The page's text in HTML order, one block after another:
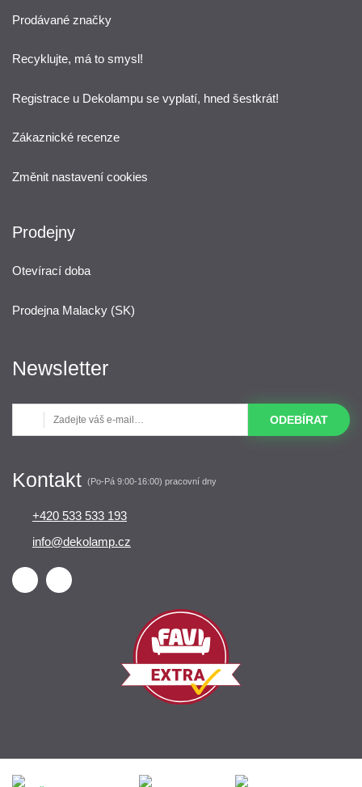
Prodávané značky
Recyklujte, má to smysl!
Registrace u Dekolampu se vyplatí, hned šestkrát!
Zákaznické recenze
Změnit nastavení cookies
Prodejny
Otevírací doba
Prodejna Malacky (SK)
Newsletter
ODEBÍRAT
Kontakt (Po-Pá 9:00-16:00) pracovní dny
+420 533 533 193
info@dekolamp.cz